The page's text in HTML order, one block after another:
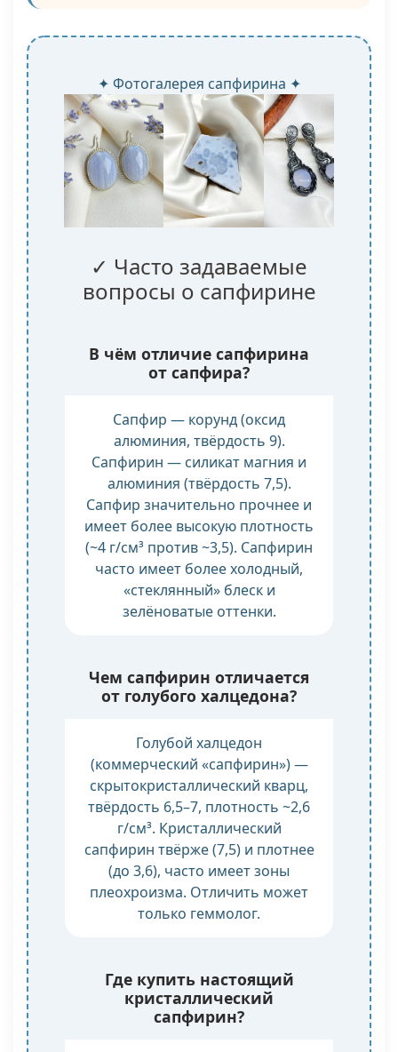
✦ Фотогалерея сапфирина ✦
✓ Часто задаваемые
вопросы о сапфирине
В чём отличие сапфирина
от сапфира?
Сапфир — корунд (оксид
алюминия, твёрдость 9).
Сапфирин — силикат магния и
алюминия (твёрдость 7,5).
Сапфир значительно прочнее и
имеет более высокую плотность
(~4 г/см³ против ~3,5). Сапфирин
часто имеет более холодный,
«стеклянный» блеск и
зелёноватые оттенки.
Чем сапфирин отличается
от голубого халцедона?
Голубой халцедон
(коммерческий «сапфирин») —
скрытокристаллический кварц,
твёрдость 6,5–7, плотность ~2,6
г/см³. Кристаллический
сапфирин твёрже (7,5) и плотнее
(до 3,6), часто имеет зоны
плеохроизма. Отличить может
только геммолог.
Где купить настоящий
кристаллический
сапфирин?